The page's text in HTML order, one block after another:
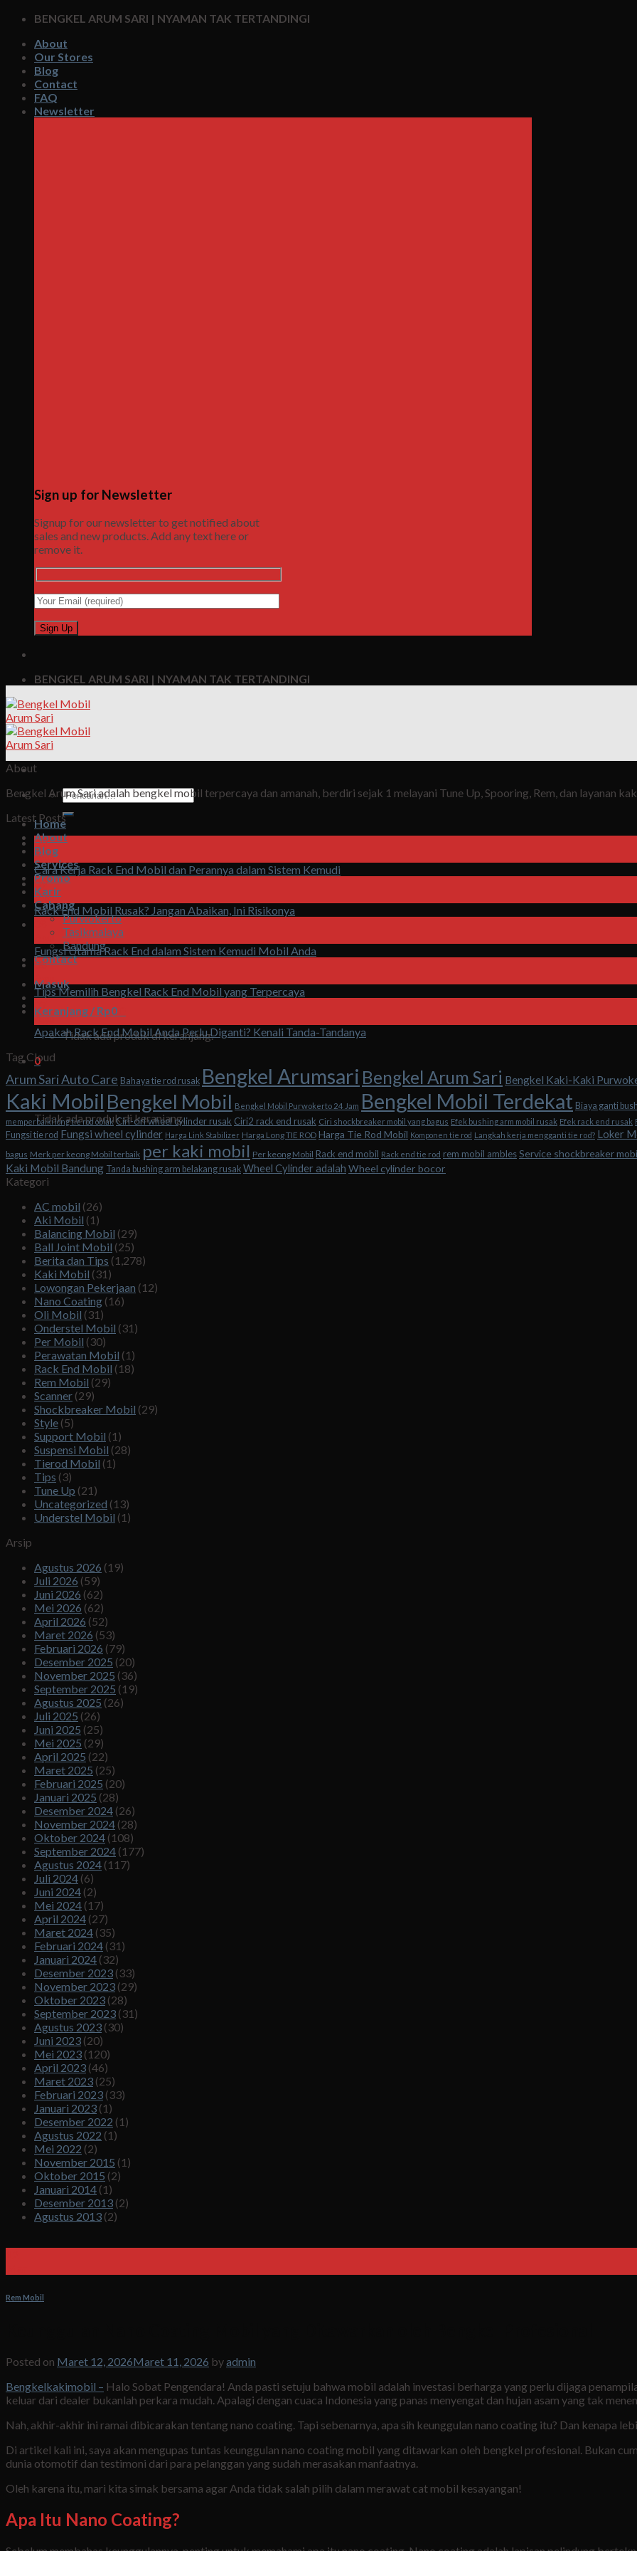
Skip
content
BENGKEL ARUM SARI | NYAMAN TAK TERTANDINGI
About
Our Stores
Blog
Contact
FAQ
Newsletter
Sign up for Newsletter
Signup for our newsletter to get notified about
sales and new products. Add any text here or
remove it.
BENGKEL ARUM SARI | NYAMAN TAK TERTANDINGI
Pencarian
untuk:
Home
About
Blog
Services
Promo
Karir
Cabang
Purwokerto
Tasikmalaya
Bandung
Contact
Masuk
Keranjang / Rp0
Tidak ada produk di keranjang.
0
Keranjang
Tidak ada produk di keranjang.
About
Bengkel Arum Sari adalah bengkel mobil terpercaya dan amanah, berdiri sejak 1 melayani Tune Up, Spooring, Rem, dan layanan
Latest Posts
09
Agu
Cara Kerja Rack End Mobil dan Perannya dalam Sistem Kemudi
09
Agu
Rack End Mobil Rusak? Jangan Abaikan, Ini Risikonya
Agu
Fungsi Utama Rack End dalam Sistem Kemudi Mobil Anda
08
Agu
Tips Memilih Bengkel Rack End Mobil yang Terpercaya
07
Agu
Apakah Rack End Mobil Anda Perlu Diganti? Kenali Tanda-Tandanya
Tag Cloud
Arum Sari Auto Care Bahaya tie rod rusak Bengkel Arumsari Bengkel Arum Sari Bengkel Kaki-Kaki
Kaki Mobil Bengkel Mobil Bengkel Mobil Purwokerto 24 Jam Bengkel Mobil Terdekat Biaya ganti
memperbaiki long tie rod oblak Ciri-ciri wheel cylinder rusak Ciri2 rack end rusak Ciri shockbreaker mobil yang bagus Efek bushing arm mobil rusak Efek rack end rusak
Fungsi tie rod Fungsi wheel cylinder Harga Link Stabilizer Harga Long TIE ROD Harga Tie Rod Mobil Komponen tie rod Langkah kerja mengganti tie rod? Loker
bagus Merk per keong Mobil terbaik per kaki mobil Per keong Mobil Rack end mobil Rack end tie rod rem mobil amblesService shockbreaker
Kaki Mobil Bandung Tanda bushing arm belakang rusak Wheel Cylinder adalah Wheel cylinder bocor
Kategori
AC mobil (26)
Aki Mobil (1)
Balancing Mobil (29)
Ball Joint Mobil (25)
Berita dan Tips (1,278)
Kaki Mobil (31)
Lowongan Pekerjaan (12)
Nano Coating (16)
Oli Mobil (31)
Onderstel Mobil (31)
Per Mobil (30)
Perawatan Mobil (1)
Rack End Mobil (18)
Rem Mobil (29)
Scanner (29)
Shockbreaker Mobil (29)
Style (5)
Support Mobil (1)
Suspensi Mobil (28)
Tierod Mobil (1)
Tips (3)
Tune Up (21)
Uncategorized (13)
Understel Mobil (1)
Arsip
Agustus 2026 (19)
Juli 2026 (59)
Juni 2026 (62)
Mei 2026 (62)
April 2026 (52)
Maret 2026 (53)
Februari 2026 (79)
Desember 2025 (20)
November 2025 (36)
September 2025 (19)
Agustus 2025 (26)
Juli 2025 (26)
Juni 2025 (25)
Mei 2025 (29)
April 2025 (22)
Maret 2025 (25)
Februari 2025 (20)
Januari 2025 (28)
Desember 2024 (26)
November 2024 (28)
Oktober 2024 (108)
September 2024 (177)
Agustus 2024 (117)
Juli 2024 (6)
Juni 2024 (2)
Mei 2024 (17)
April 2024 (27)
Maret 2024 (35)
Februari 2024 (31)
Januari 2024 (32)
Desember 2023 (33)
November 2023 (29)
Oktober 2023 (28)
September 2023 (31)
Agustus 2023 (30)
Juni 2023 (20)
Mei 2023 (120)
April 2023 (46)
Maret 2023 (25)
Februari 2023 (33)
Januari 2023 (1)
Desember 2022 (1)
Agustus 2022 (1)
Mei 2022 (2)
November 2015 (1)
Oktober 2015 (2)
Januari 2014 (1)
Desember 2013 (2)
Agustus 2013 (2)
Rem Mobil
Posted on Maret 12, 2026Maret 11, 2026 byadmin
Bengkelkakimobil – Halo Sobat Pengendara! Anda pasti setuju bahwa mobil adalah investasi berharga yang perlu dijaga
keluar dari dealer bukanlah perkara mudah. Apalagi dengan cuaca Indonesia yang panas menyengat dan hujan asam yang tak
Nah, akhir-akhir ini ramai dibicarakan tentang nano coating. Tapi sebenarnya, apa sih keunggulan nano coating itu? Dan kenapa
Di artikel kali ini, saya akan mengupas tuntas keunggulan nano coating mobil yang ditawarkan oleh bengkel profesional. Bukan
dunia otomotif dan testimoni dari para pelanggan yang sudah merasakan manfaatnya.
Oleh karena itu, mari kita simak bersama agar Anda tidak salah pilih dalam merawat cat mobil kesayangan!
Apa Itu Nano Coating?